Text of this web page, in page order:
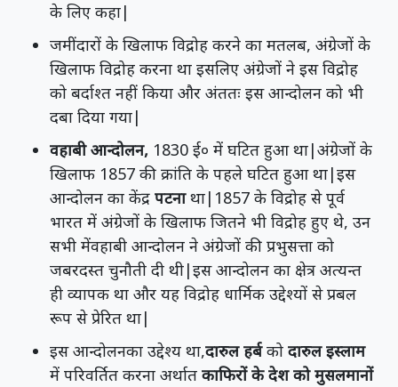
के लिए कहा|
जमींदारों के खिलाफ विद्रोह करने का मतलब, अंग्रेजों के
खिलाफ विद्रोह करना था इसलिए अंग्रेजों ने इस विद्रोह
को बर्दाश्त नहीं किया और अंततः इस आन्दोलन को भी
दबा दिया गया|
वहाबी आन्दोलन, 1830 ई० में घटित हुआ था|अंग्रेजों के
खिलाफ 1857 की क्रांति के पहले घटित हुआ था|इस
आन्दोलन का केंद्र पटनाथा|1857 के विद्रोह से पूर्व
भारत में अंग्रेजों के खिलाफ जितने भी विद्रोह हुए थे, उन
सभी मेंवहाबी आन्दोलन ने अंग्रेजों की प्रभुसत्ता को
जबरदस्त चुनौती दी थी|इस आन्दोलन का क्षेत्र अत्यन्त
ही व्यापक था और यह विद्रोह धार्मिक उद्देश्यों से प्रबल
रूप से प्रेरित था|
इस आन्दोलनका उद्देश्य था,दारुल हर्बको दारुल इस्लाम
में परिवर्तित करना अर्थात काफिरों के देश को मुसलमानों